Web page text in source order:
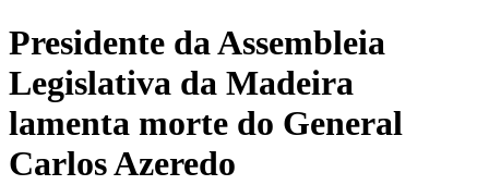
Presidente da Assembleia
Legislativa da Madeira
lamenta morte do General
Carlos Azeredo